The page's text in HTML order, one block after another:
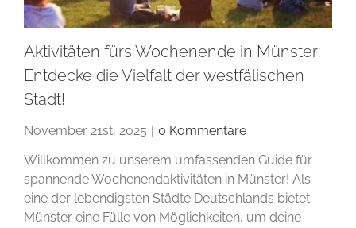
Aktivitäten fürs Wochenende in Münster:
Entdecke die Vielfalt der westfälischen
Stadt!
November 21st, 2025
0 Kommentare
Willkommen zu unserem umfassenden Guide für
spannende Wochenendaktivitäten in Münster! Als
eine der lebendigsten Städte Deutschlands bietet
Münster eine Fülle von Möglichkeiten, um deine